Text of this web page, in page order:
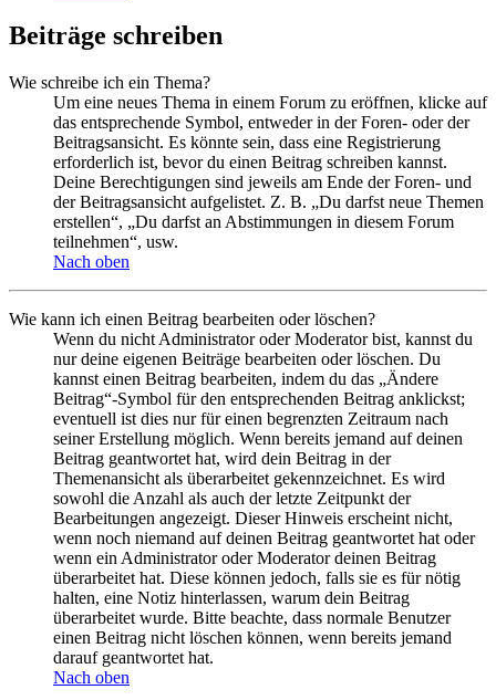
Beiträge schreiben
Wie schreibe ich ein Thema?
Um eine neues Thema in einem Forum zu eröffnen, klicke auf
das entsprechende Symbol, entweder in der Foren- oder der
Beitragsansicht. Es könnte sein, dass eine Registrierung
erforderlich ist, bevor du einen Beitrag schreiben kannst.
Deine Berechtigungen sind jeweils am Ende der Foren- und
der Beitragsansicht aufgelistet. Z. B. „Du darfst neue Themen
erstellen“, „Du darfst an Abstimmungen in diesem Forum
teilnehmen“, usw.
Nach oben
Wie kann ich einen Beitrag bearbeiten oder löschen?
Wenn du nicht Administrator oder Moderator bist, kannst du
nur deine eigenen Beiträge bearbeiten oder löschen. Du
kannst einen Beitrag bearbeiten, indem du das „Ändere
Beitrag“-Symbol für den entsprechenden Beitrag anklickst;
eventuell ist dies nur für einen begrenzten Zeitraum nach
seiner Erstellung möglich. Wenn bereits jemand auf deinen
Beitrag geantwortet hat, wird dein Beitrag in der
Themenansicht als überarbeitet gekennzeichnet. Es wird
sowohl die Anzahl als auch der letzte Zeitpunkt der
Bearbeitungen angezeigt. Dieser Hinweis erscheint nicht,
wenn noch niemand auf deinen Beitrag geantwortet hat oder
wenn ein Administrator oder Moderator deinen Beitrag
überarbeitet hat. Diese können jedoch, falls sie es für nötig
halten, eine Notiz hinterlassen, warum dein Beitrag
überarbeitet wurde. Bitte beachte, dass normale Benutzer
einen Beitrag nicht löschen können, wenn bereits jemand
darauf geantwortet hat.
Nach oben